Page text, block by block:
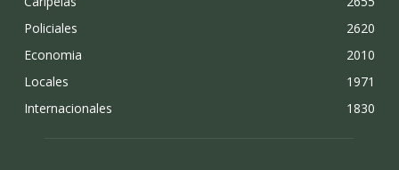
Policiales
2620
Economia
2010
Locales
1971
Internacionales
1830